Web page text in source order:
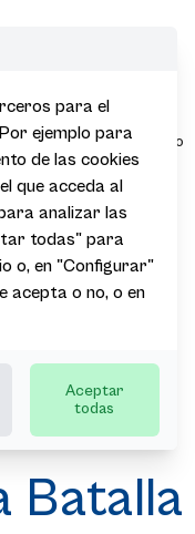
|
Presentada
sobre terreno
la nueva ruta
“1813, La
Batalla de
Vitoria en
bicicleta”
Batalla
para el
ejemplo para
de las cookies
que acceda al
analizar las
todas" para
o, en "Configurar"
acepta o no, o en
Aceptar
todas